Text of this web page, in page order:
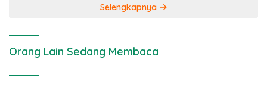
Selengkapnya
Orang Lain Sedang Membaca